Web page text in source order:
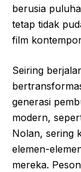
berusia
tetap tidak
film
Seiring
generasi
modern,
Nolan, sering
elemen-
mereka.